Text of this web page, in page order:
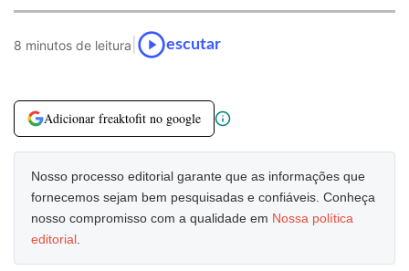
8 minutos de leitura escutar
Adicionar freaktofit no google
Nosso processo editorial garante que as informações que
fornecemos sejam bem pesquisadas e confiáveis. Conheça
nosso compromisso com a qualidade em Nossa política
editorial